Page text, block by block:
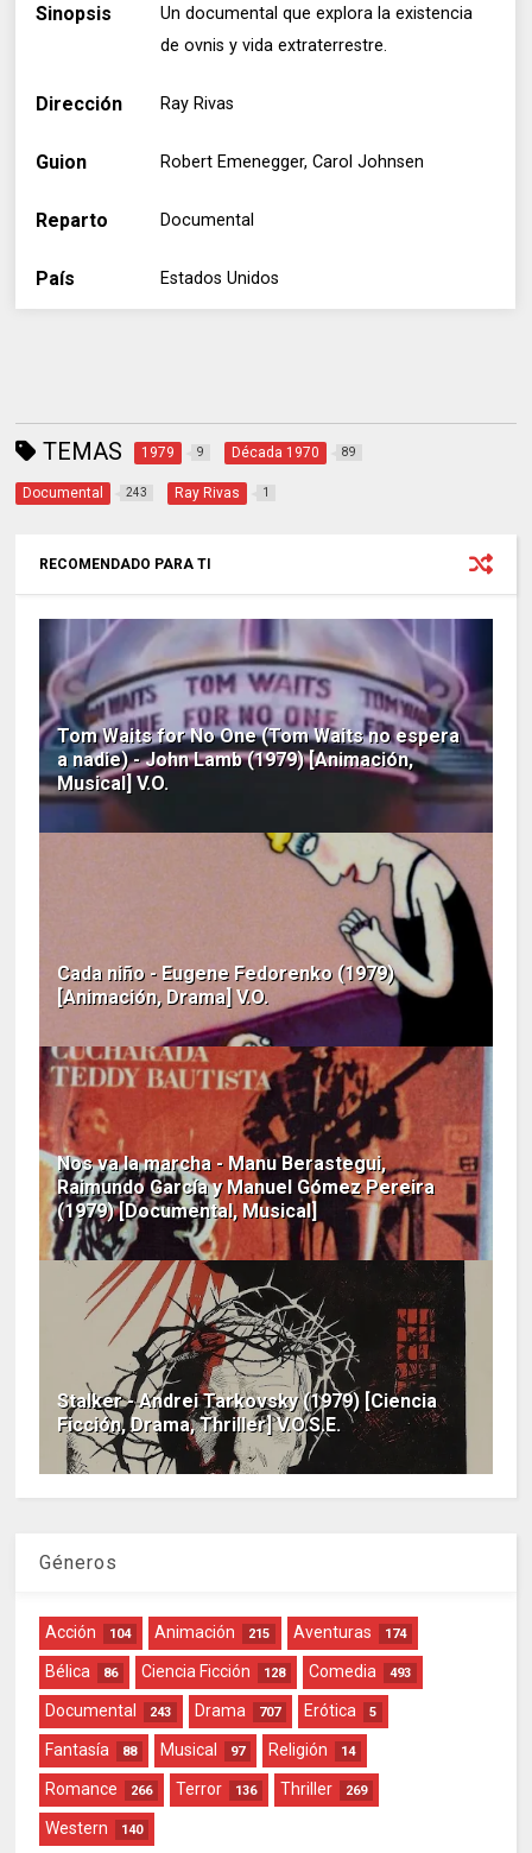
Sinopsis
Un documental que explora la existencia
de ovnis y vida extraterrestre.
Dirección Ray Rivas
Guion Robert Emenegger, Carol Johnsen
Reparto Documental
País Estados Unidos
TEMAS 1979 9 Década 1970 89
Documental 243 Ray Rivas 1
RECOMENDADO PARA TI
Tom Waits for No One (Tom Waits no espera
a nadie) - John Lamb (1979) [Animación,
Musical] V.O.
Cada niño - Eugene Fedorenko (1979)
[Animación, Drama] V.O.
Nos va la marcha - Manu Berastegui,
Raimundo García y Manuel Gómez Pereira
(1979) [Documental, Musical]
Stalker - Andrei Tarkovsky (1979) [Ciencia
Ficción, Drama, Thriller] V.O.S.E.
Géneros
Acción 104 Animación 215 Aventuras 174
Bélica 86 Ciencia Ficción 128 Comedia 493
Documental 243 Drama 707 Erótica 5
Fantasía 88 Musical 97 Religión 14
Romance 266 Terror 136 Thriller 269
Western 140